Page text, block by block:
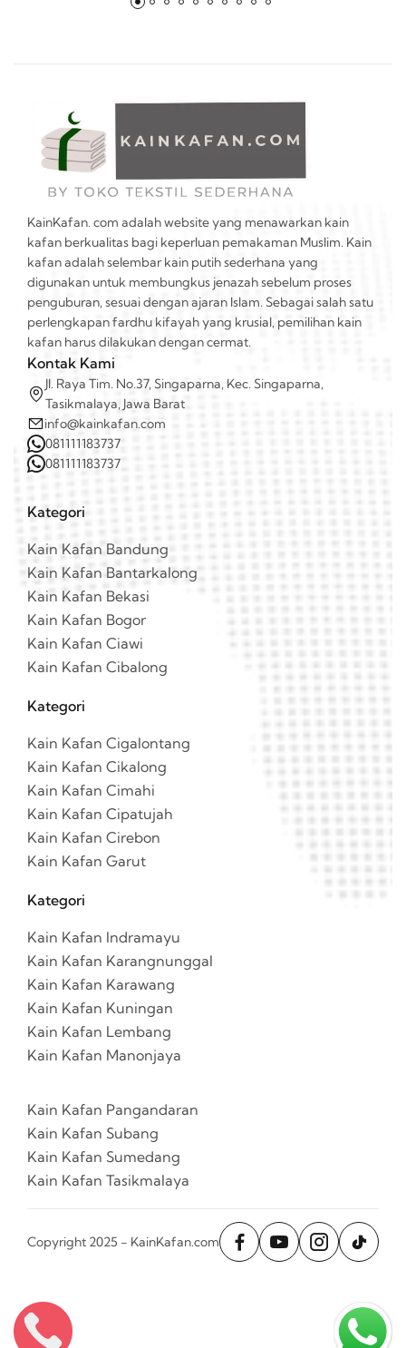
KainKafan. com adalah website yang menawarkan kain
kafan berkualitas bagi keperluan pemakaman Muslim. Kain
kafan adalah selembar kain putih sederhana yang
digunakan untuk membungkus jenazah sebelum proses
penguburan, sesuai dengan ajaran Islam. Sebagai salah satu
perlengkapan fardhu kifayah yang krusial, pemilihan kain
kafan harus dilakukan dengan cermat.
Kontak Kami
Jl. Raya Tim. No.37, Singaparna, Kec. Singaparna,
Tasikmalaya, Jawa Barat
info@kainkafan.com
081111183737
081111183737
Kategori
Kain Kafan Bandung
Kain Kafan Bantarkalong
Kain Kafan Bekasi
Kain Kafan Bogor
Kain Kafan Ciawi
Kain Kafan Cibalong
Kategori
Kain Kafan Cigalontang
Kain Kafan Cikalong
Kain Kafan Cimahi
Kain Kafan Cipatujah
Kain Kafan Cirebon
Kain Kafan Garut
Kategori
Kain Kafan Indramayu
Kain Kafan Karangnunggal
Kain Kafan Karawang
Kain Kafan Kuningan
Kain Kafan Lembang
Kain Kafan Manonjaya
Kain Kafan Pangandaran
Kain Kafan Subang
Kain Kafan Sumedang
Kain Kafan Tasikmalaya
Copyright 2025 - KainKafan.com